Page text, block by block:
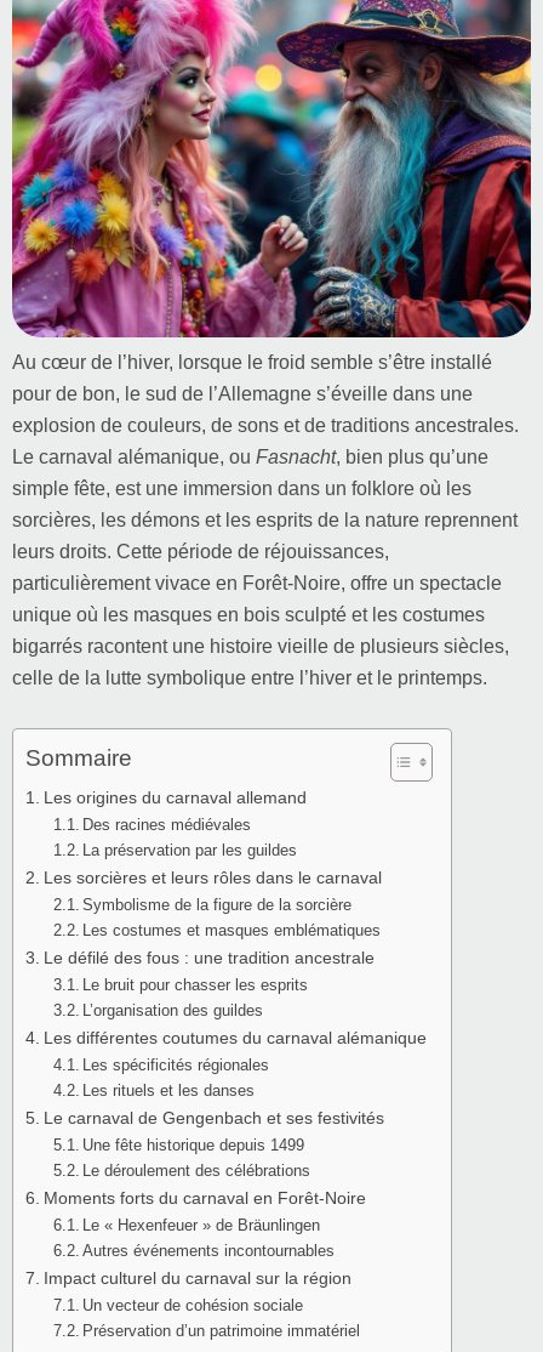
Au cœur de l’hiver, lorsque le froid semble s’être installé
pour de bon, le sud de l’Allemagne s’éveille dans une
explosion de couleurs, de sons et de traditions ancestrales.
Le carnaval alémanique, ou Fasnacht, bien plus qu’une
simple fête, est une immersion dans un folklore où les
sorcières, les démons et les esprits de la nature reprennent
leurs droits. Cette période de réjouissances,
particulièrement vivace en Forêt-Noire, offre un spectacle
unique où les masques en bois sculpté et les costumes
bigarrés racontent une histoire vieille de plusieurs siècles,
celle de la lutte symbolique entre l’hiver et le printemps.
Sommaire
Les origines du carnaval allemand
Des racines médiévales
La préservation par les guildes
Les sorcières et leurs rôles dans le carnaval
Symbolisme de la figure de la sorcière
Les costumes et masques emblématiques
Le défilé des fous : une tradition ancestrale
Le bruit pour chasser les esprits
L’organisation des guildes
Les différentes coutumes du carnaval alémanique
Les spécificités régionales
Les rituels et les danses
Le carnaval de Gengenbach et ses festivités
Une fête historique depuis 1499
Le déroulement des célébrations
Moments forts du carnaval en Forêt-Noire
Le « Hexenfeuer » de Bräunlingen
Autres événements incontournables
Impact culturel du carnaval sur la région
Un vecteur de cohésion sociale
Préservation d’un patrimoine immatériel